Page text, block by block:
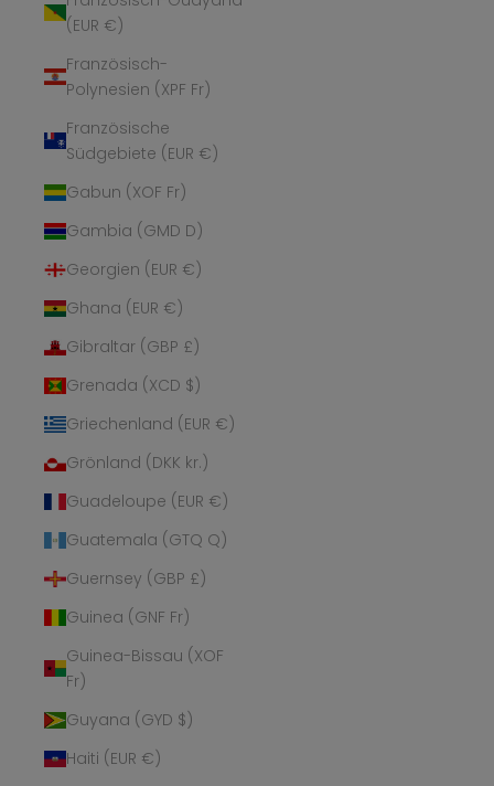
(EUR €)
Französisch-
Polynesien (XPF Fr)
Französische
Südgebiete (EUR €)
Gabun (XOF Fr)
Gambia (GMD D)
Georgien (EUR €)
Ghana (EUR €)
Gibraltar (GBP £)
Grenada (XCD $)
Griechenland (EUR €)
Grönland (DKK kr.)
Guadeloupe (EUR €)
Guatemala (GTQ Q)
Guernsey (GBP £)
Guinea (GNF Fr)
Guinea-Bissau (XOF
Fr)
Guyana (GYD $)
Haiti (EUR €)